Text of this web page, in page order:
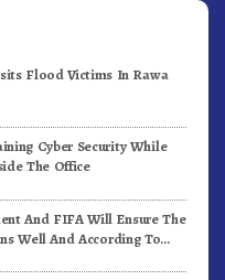
Flood Victims In Rawa
Cyber Security While
The Office
And FIFA Will Ensure The
Well And According To